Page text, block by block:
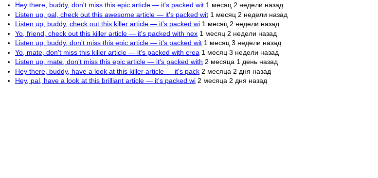
Hey there, buddy, don't miss this epic article — it's packed wit 1 месяц 2 недели назад
Listen up, pal, check out this awesome article — it's packed wit 1 месяц 2 недели назад
Listen up, buddy, check out this killer article — it's packed wi 1 месяц 2 недели назад
Yo, friend, check out this killer article — it's packed with nex 1 месяц 2 недели назад
Listen up, buddy, don't miss this epic article — it's packed wit 1 месяц 3 недели назад
Yo, mate, don't miss this killer article — it's packed with crea 1 месяц 3 недели назад
Listen up, mate, don't miss this epic article — it's packed with 2 месяца 1 день назад
Hey there, buddy, have a look at this killer article — it's pack 2 месяца 2 дня назад
Hey, pal, have a look at this brilliant article — it's packed wi 2 месяца 2 дня назад